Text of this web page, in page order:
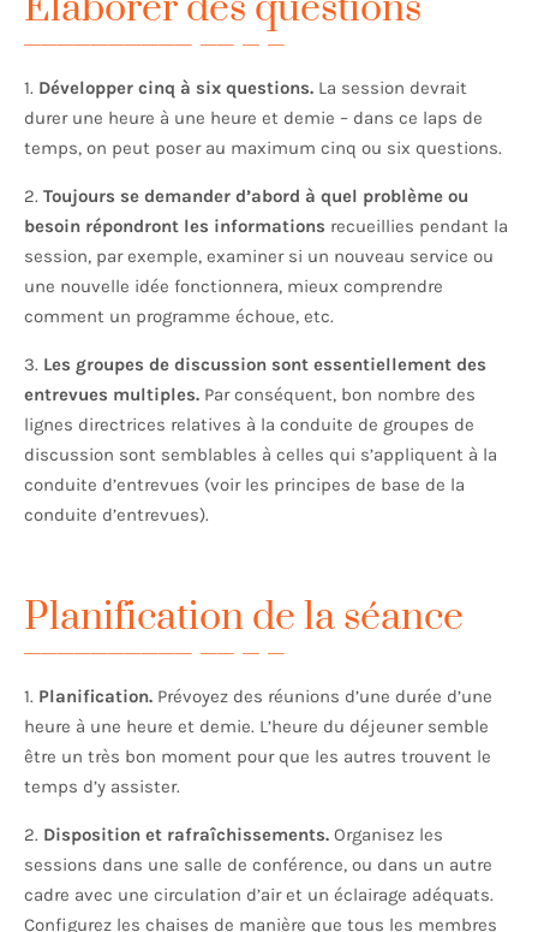
1. Développer cinq à six questions. La session devrait
durer une heure à une heure et demie – dans ce laps de
temps, on peut poser au maximum cinq ou six questions.
2. Toujours se demander d’abord à quel problème ou
besoin répondront les informations recueillies pendant la
session, par exemple, examiner si un nouveau service ou
une nouvelle idée fonctionnera, mieux comprendre
comment un programme échoue, etc.
3. Les groupes de discussion sont essentiellement des
entrevues multiples. Par conséquent, bon nombre des
lignes directrices relatives à la conduite de groupes de
discussion sont semblables à celles qui s’appliquent à la
conduite d’entrevues (voir les principes de base de la
conduite d’entrevues).
Planification de la séance
1. Planification. Prévoyez des réunions d’une durée d’une
heure à une heure et demie. L’heure du déjeuner semble
être un très bon moment pour que les autres trouvent le
temps d’y assister.
2. Disposition et rafraîchissements. Organisez les
sessions dans une salle de conférence, ou dans un autre
cadre avec une circulation d’air et un éclairage adéquats.
Configurez les chaises de manière que tous les membres